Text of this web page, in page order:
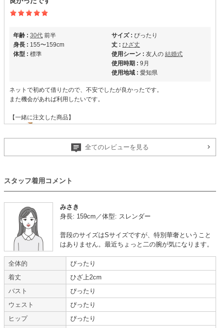
年齢 : 30代 前半
身長 : 155〜159cm
体型 : 標準
サイズ : ぴったり
丈 : ひざ丈
使用シーン : 友人の 結婚式
使用時期 : 9月
使用地域 : 愛知県
ネットで初めて借りたので、不安でしたが良かったです。
また機会があれば利用したいです。
【一緒に注文した商品】
年齢 : 30代
身長 :
155〜159cm
体重 :50～54kg
体型 :標準
使用時期 :9月
使用地域 :東京都
サラッと着やすく、胸元のパールの飾りが華やかで結婚式のドレスにピッタ
リでした。(ネックレスいらずです)
後ろのレースもワンポイントで、全方向上品なドレスで満足しています。
友人にも「ドレスが可愛い」とたくさん褒めてくれました!
素敵なドレスをお貸しくださり、ありがとうございました。
また機会がありましたら、利用したいのでよろしくお願い致します。
全てのレビューを見る
スタッフ着用コメント
みさき
身長: 159cm／体型: スレンダー
普段のサイズはSサイズですが、特別華奢ということ
はありません。最近ちょっと二の腕が気になります。
全体的
ぴったり
着丈
ひざ上2cm
バスト
ぴったり
ウェスト
ぴったり
ヒップ
ぴったり